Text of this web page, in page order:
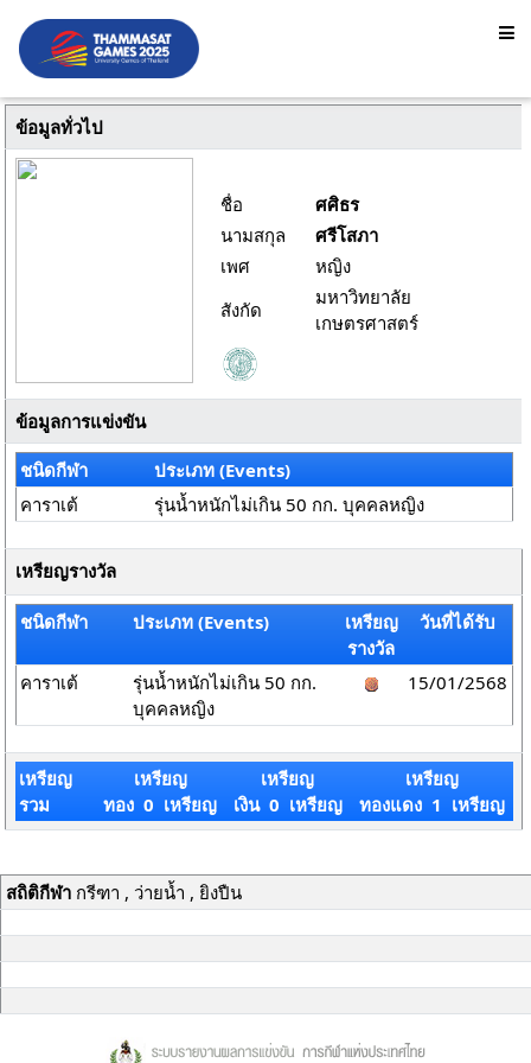
ข้อมูลทั่วไป
ชื่อ
ศศิธร
นามสกุล
ศรีโสภา
เพศ
หญิง
สังกัด
มหาวิทยาลัย
เกษตรศาสตร์
ข้อมูลการแข่งขัน
ชนิดกีฬา
ประเภท (Events)
คาราเต้
รุ่นน้ำหนักไม่เกิน 50 กก. บุคคลหญิง
เหรียญรางวัล
ชนิดกีฬา ประเภท (Events)
เหรียญ
รางวัล
วันที่ได้รับ
คาราเต้
รุ่นน้ำหนักไม่เกิน 50 กก.
บุคคลหญิง
15/01/2568
เหรียญ
รวม
เหรียญ
ทอง 0 เหรียญ
เหรียญ
เงิน 0 เหรียญ
เหรียญ
ทองแดง 1 เหรียญ
สถิติกีฬากรีฑา , ว่ายน้ำ , ยิงปืน